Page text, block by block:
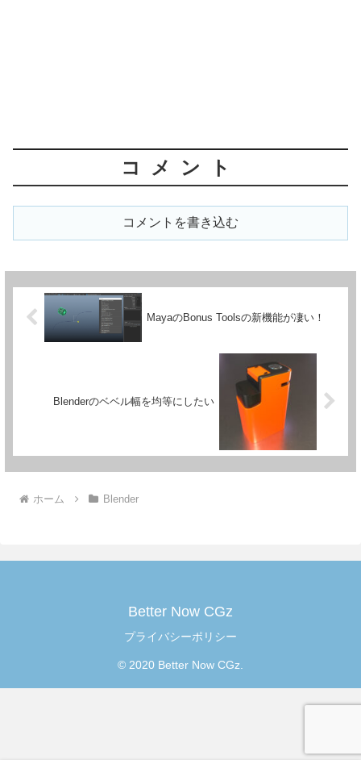
コメント
コメントを書き込む
MayaのBonus Toolsの新機能が凄い！
Blenderのベベル幅を均等にしたい
ホーム Blender
Better Now CGz
プライバシーポリシー
© 2020 Better Now CGz.